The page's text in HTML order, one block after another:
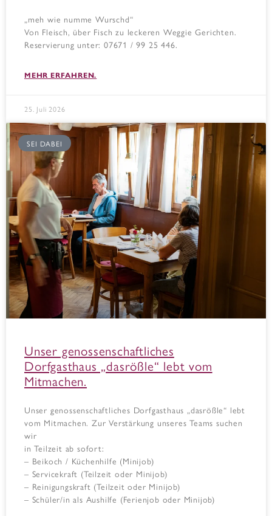
„meh wie numme Wurschd“
Von Fleisch, über Fisch zu leckeren Weggie Gerichten.
Reservierung unter: 07671 / 99 25 446.
MEHR ERFAHREN.
25. Juli 2026
SEI DABEI
Unser genossenschaftliches
Dorfgasthaus „dasrößle“ lebt vom
Mitmachen.
Unser genossenschaftliches Dorfgasthaus „dasrößle“ lebt
vom Mitmachen. Zur Verstärkung unseres Teams suchen
wir
in Teilzeit ab sofort:
– Beikoch / Küchenhilfe (Minijob)
– Servicekraft (Teilzeit oder Minijob)
– Reinigungskraft (Teilzeit oder Minijob)
– Schüler/in als Aushilfe (Ferienjob oder Minijob)